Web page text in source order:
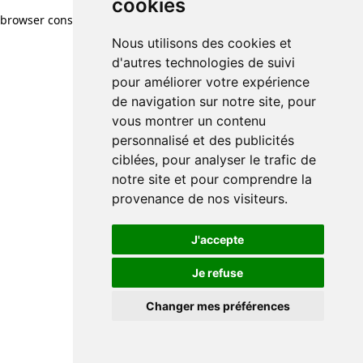
cookies
Nous utilisons des cookies et
d'autres technologies de suivi
pour améliorer votre expérience
de navigation sur notre site, pour
vous montrer un contenu
personnalisé et des publicités
ciblées, pour analyser le trafic de
notre site et pour comprendre la
provenance de nos visiteurs.
J'accepte
Je refuse
Changer mes préférences
browser console for more information)